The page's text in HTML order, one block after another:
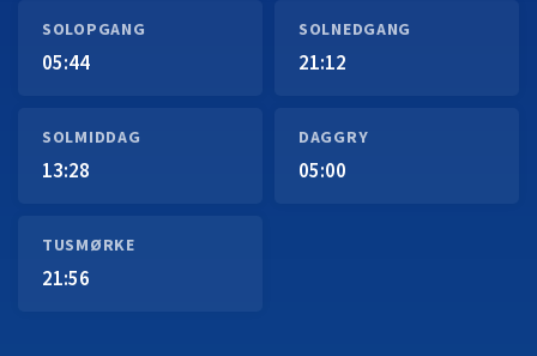
SOLOPGANG
05:44
SOLNEDGANG
21:12
SOLMIDDAG
13:28
DAGGRY
05:00
TUSMØRKE
21:56